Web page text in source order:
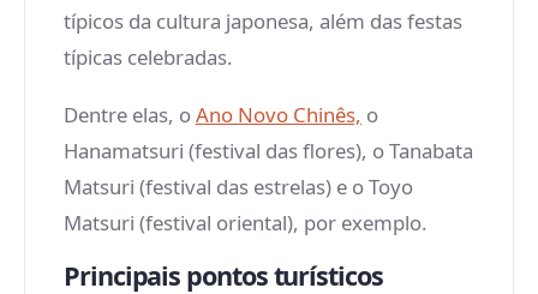
típicos da cultura japonesa, além das festas
típicas celebradas.
Dentre elas, oAno Novo Chinês, o
Hanamatsuri (festival das flores), o Tanabata
Matsuri (festival das estrelas) e o Toyo
Matsuri (festival oriental), por exemplo.
Principais pontos turísticos